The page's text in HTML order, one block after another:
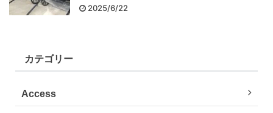
2025/6/22
カテゴリー
Access